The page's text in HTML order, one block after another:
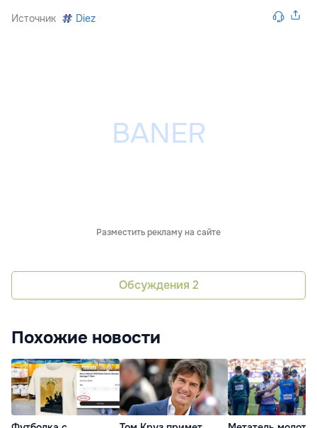
Источник Diez
Разместить рекламу на сайте
Обсуждения 2
Похожие новости